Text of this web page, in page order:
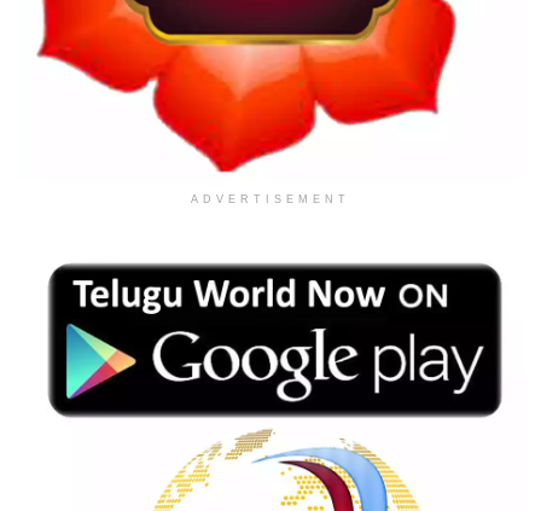
ADVERTISEMENT